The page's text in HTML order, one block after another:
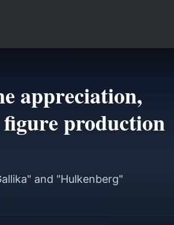
appreciation,
production
and "Hulkenberg"